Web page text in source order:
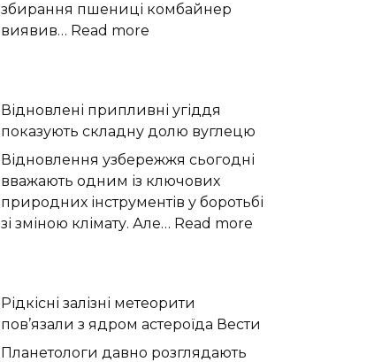
збирання пшениці комбайнер
виявив… Read more
на
полі
під
час
жнив
на
Відновлені припливні угіддя
показують складну долю вуглецю
Відновлення узбережжя сьогодні
вважають одним із ключових
природних інструментів у боротьбі
зі зміною клімату. Але… Read more
складну
Рідкісні залізні метеорити
пов’язали з ядром астероїда Вести
Планетологи давно розглядають